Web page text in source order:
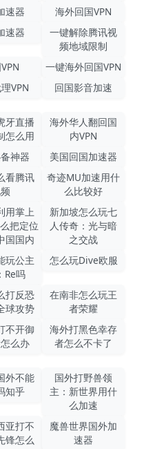
速器
海外回国VPN
速器
一键解除腾讯视
频地域限制
一键海外回国VPN
VPN 回国影音加速
牙直播
怎么用
海外华人翻回国
内VPN
神器
美国回国加速器
看腾讯
奇迹MU加速用什
么比较好
用掌上
把定位
国国内
新加坡怎么玩七
人传奇：光与暗
之交战
玩公主
Re吗
怎么玩Dive欧服
打反恐
球攻势
在南非怎么玩王
者荣耀
不开御
么办
海外打黑色幸存
者怎么不卡了
外不能
知乎
国外打野兽领
主：新世界用什
么加速
亚打不
锋怎么
魔兽世界国外加
速器